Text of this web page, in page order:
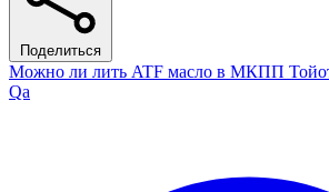
Поделиться
Можно ли лить ATF масло в МКПП
Qa